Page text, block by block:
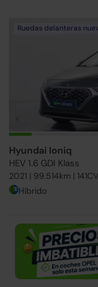
Ruedas delanteras
Hyundai Ioniq
HEV 1.6 GDI Klass
2021 | 99.514km |
Híbrido